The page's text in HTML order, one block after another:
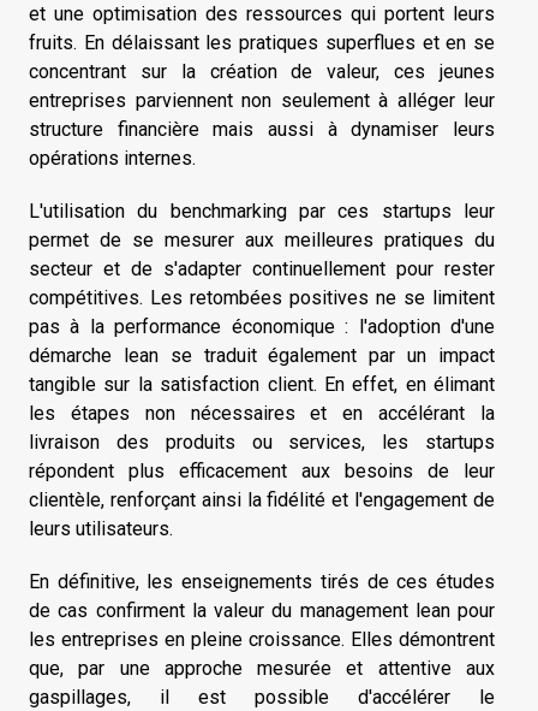
et une optimisation des ressources qui portent leurs
fruits. En délaissant les pratiques superflues et en se
concentrant sur la création de valeur, ces jeunes
entreprises parviennent non seulement à alléger leur
structure financière mais aussi à dynamiser leurs
opérations internes.
L'utilisation du benchmarking par ces startups leur
permet de se mesurer aux meilleures pratiques du
secteur et de s'adapter continuellement pour rester
compétitives. Les retombées positives ne se limitent
pas à la performance économique : l'adoption d'une
démarche lean se traduit également par un impact
tangible sur la satisfaction client. En effet, en élimant
les étapes non nécessaires et en accélérant la
livraison des produits ou services, les startups
répondent plus efficacement aux besoins de leur
clientèle, renforçant ainsi la fidélité et l'engagement de
leurs utilisateurs.
En définitive, les enseignements tirés de ces études
de cas confirment la valeur du management lean pour
les entreprises en pleine croissance. Elles démontrent
que, par une approche mesurée et attentive aux
gaspillages, il est possible d'accélérer le